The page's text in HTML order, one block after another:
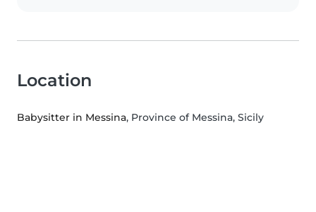
Location
Babysitter in Messina, Province of Messina, Sicily